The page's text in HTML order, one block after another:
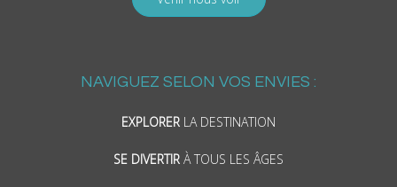
NAVIGUEZ SELON VOS ENVIES :
EXPLORER LA DESTINATION
SE DIVERTIR À TOUS LES ÂGES